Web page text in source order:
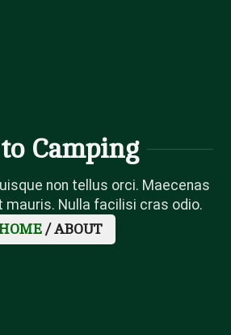
Camping
non tellus orci. Maecenas
Nulla facilisi cras odio.
/ ABOUT